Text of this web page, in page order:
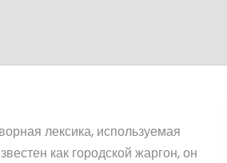
лексика, используемая
как городской жаргон, он